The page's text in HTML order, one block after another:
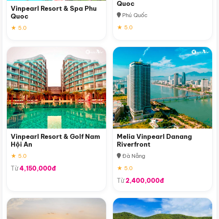
Vinpearl Resort & Spa Phu
Quoc
★ 5.0
Quoc
Phú Quốc
★ 5.0
Vinpearl Resort & Golf Nam
Hội An
★ 5.0
Từ4,150,000đ
Melia Vinpearl Danang
Riverfront
Đà Nẵng
★ 5.0
Từ2,400,000đ